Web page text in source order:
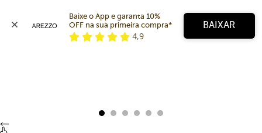
Baixe o App e garanta 10%
OFF na sua primeira compra*
4,9
BAIXAR